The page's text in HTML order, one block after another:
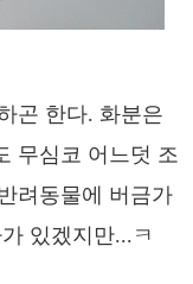
곤 한다. 화분은
무심코 어느덧 조
려동물에 버금가
있겠지만...ㅋ